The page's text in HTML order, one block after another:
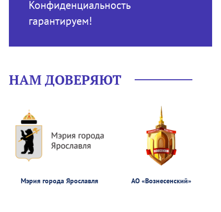
Конфиденциальность
гарантируем!
НАМ ДОВЕРЯЮТ
Мэрия города Ярославля АО «Вознесенский»